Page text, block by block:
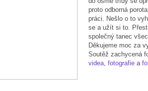
proto odborná
práci. Nešlo o to
se a užít si to.
společný tanec
Děkujeme moc za
Soutěž zachycená
videa fotografie a